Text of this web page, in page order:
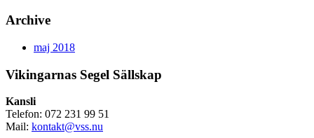
Archive
maj 2018
Vikingarnas Segel Sällskap
Kansli
Telefon: 072 231 99 51
Mail: kontakt@vss.nu